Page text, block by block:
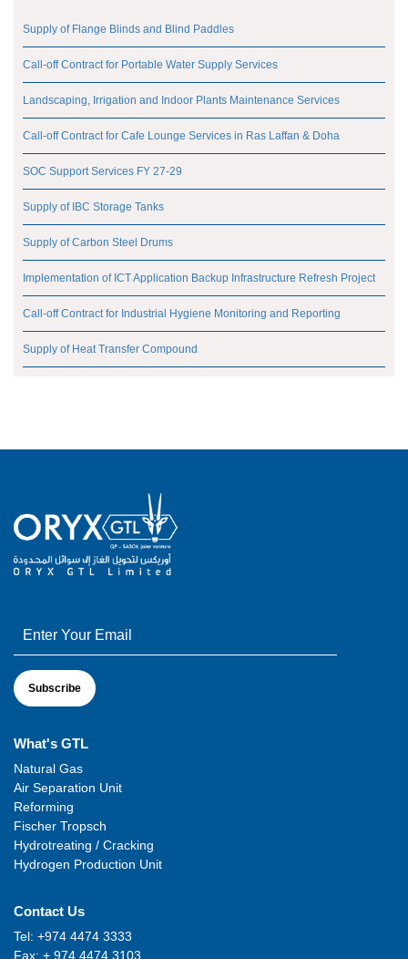
Supply of Flange Blinds and Blind Paddles
Call-off Contract for Portable Water Supply Services
Landscaping, Irrigation and Indoor Plants Maintenance Services
Call-off Contract for Cafe Lounge Services in Ras Laffan & Doha
SOC Support Services FY 27-29
Supply of IBC Storage Tanks
Supply of Carbon Steel Drums
Implementation of ICT Application Backup Infrastructure Refresh Project
Call-off Contract for Industrial Hygiene Monitoring and Reporting
Supply of Heat Transfer Compound
What's GTL
Natural Gas
Air Separation Unit
Reforming
Fischer Tropsch
Hydrotreating / Cracking
Hydrogen Production Unit
Contact Us
Tel: +974 4474 3333
Fax: + 974 4474 3103